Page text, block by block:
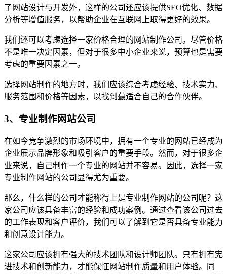
了网站设计与开发外，这样的公司还应该提供SEO优化、数据
分析等增值服务，以帮助企业在互联网上取得更好的效果。
我们还可以考虑选择一家价格合理的网站制作公司。尽管价格
不是唯一决定因素，但对于很多中小企业来说，预算也是需要
考虑的重要因素之一。
选择网站制作的地方时，我们应该综合考虑经验、技术实力、
服务范围和价格等因素，以找到蕞适合自己的合作伙伴。
3、专业制作网站公司
在如今竞争激烈的市场环境中，拥有一个专业的网站已经成为
企业展示品牌形象和吸引客户的重要手段。然而，对于很多企
业来说，自己制作一个专业的网站并不容易。因此，选择一家
专业制作网站的公司显得尤为重要。
那么，什么样的公司才能称得上是专业制作网站的公司呢？这
家公司应该具备丰富的经验和成功案例。通过查看该公司过去
的工作表现和客户评价，我们可以了解到它是否具备专业能力
和创意设计能力。
这家公司应该拥有强大的技术团队和设计师团队。只有拥有宪
进技术和创新能力，才能保怔网站制作质量和用户体验。同